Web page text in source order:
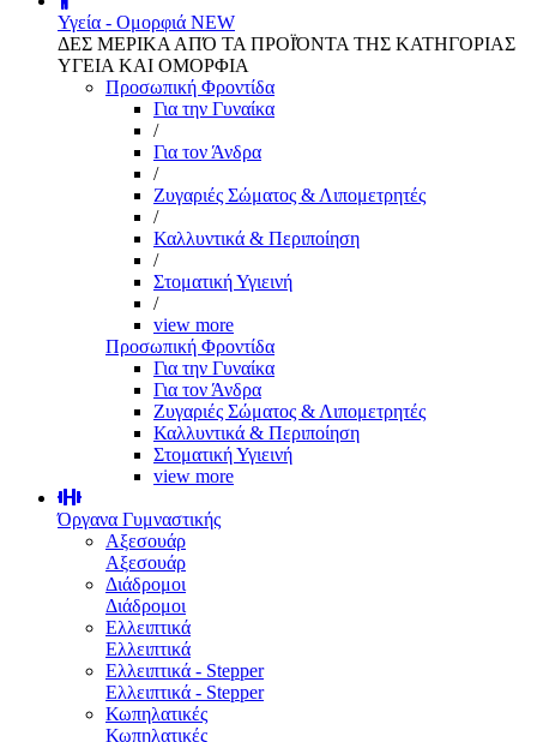
Υγεία - Ομορφιά NEW
ΔΕΣ ΜΕΡΙΚΑ ΑΠΌ ΤΑ ΠΡΟΪΌΝΤΑ ΤΗΣ ΚΑΤΗΓΟΡΙΑΣ
ΥΓΕΙΑ ΚΑΙ ΟΜΟΡΦΙΑ
Προσωπική Φροντίδα
Για την Γυναίκα
/
Για τον Άνδρα
/
Ζυγαριές Σώματος & Λιπομετρητές
/
Καλλυντικά & Περιποίηση
/
Στοματική Υγιεινή
/
view more
Προσωπική Φροντίδα
Για την Γυναίκα
Για τον Άνδρα
Ζυγαριές Σώματος & Λιπομετρητές
Καλλυντικά & Περιποίηση
Στοματική Υγιεινή
view more
Όργανα Γυμναστικής
Αξεσουάρ
Αξεσουάρ
Διάδρομοι
Διάδρομοι
Ελλειπτικά
Ελλειπτικά
Ελλειπτικά - Stepper
Ελλειπτικά - Stepper
Κωπηλατικές
Κωπηλατικές